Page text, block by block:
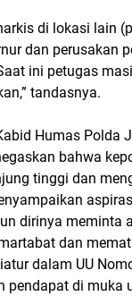
di lokasi lain
dan perusakan
ini petugas
tandasnya.
Humas Polda
bahwa
tinggi dan
dirinya meminta
dan
dalam UU
pendapat di muka